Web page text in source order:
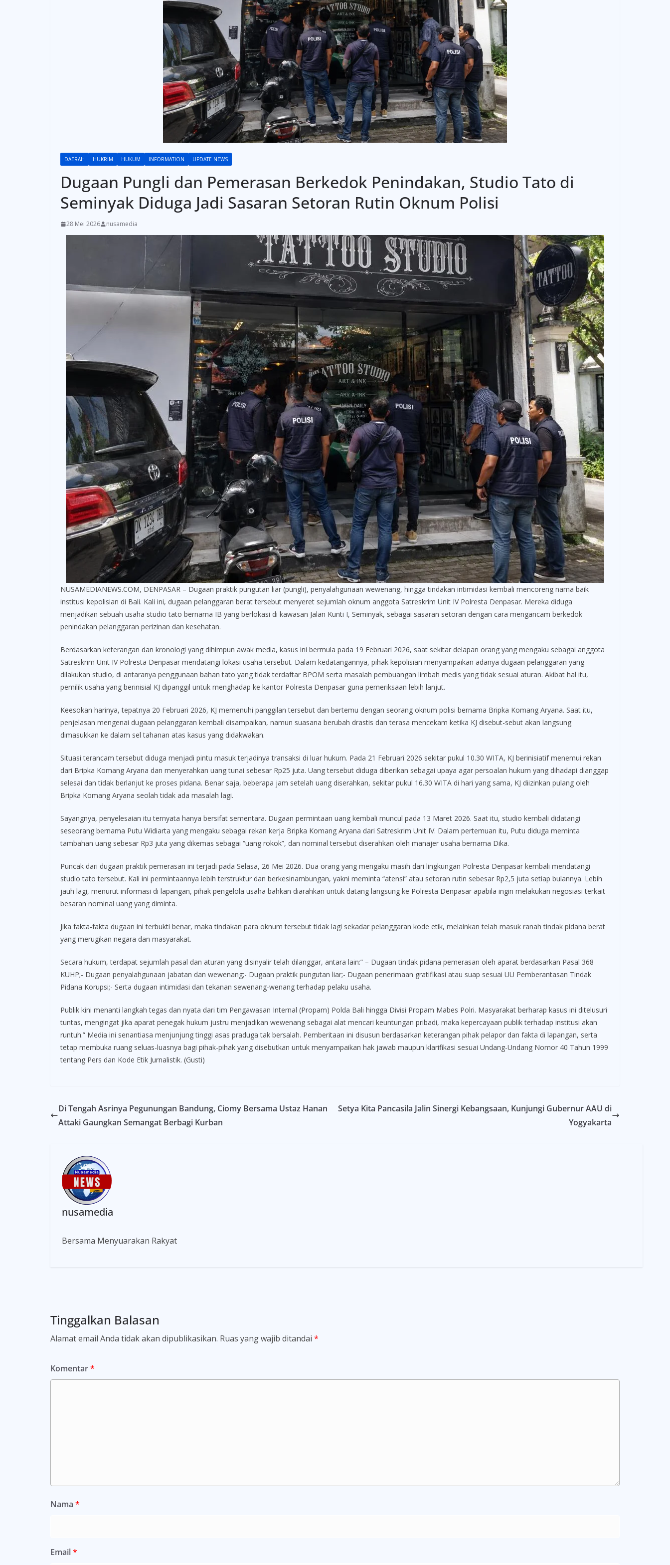
DAERAH HUKRIM HUKUM INFORMATION UPDATE NEWS
Dugaan Pungli dan Pemerasan Berkedok Penindakan, Studio Tato di
Seminyak Diduga Jadi Sasaran Setoran Rutin Oknum Polisi
28 Mei 2026 nusamedia
NUSAMEDIANEWS.COM, DENPASAR – Dugaan praktik pungutan liar (pungli), penyalahgunaan wewenang, hingga tindakan intimidasi kembali mencoreng nama baik
institusi kepolisian di Bali. Kali ini, dugaan pelanggaran berat tersebut menyeret sejumlah oknum anggota Satreskrim Unit IV Polresta Denpasar. Mereka diduga
menjadikan sebuah usaha studio tato bernama IB yang berlokasi di kawasan Jalan Kunti I, Seminyak, sebagai sasaran setoran dengan cara mengancam berkedok
penindakan pelanggaran perizinan dan kesehatan.
Berdasarkan keterangan dan kronologi yang dihimpun awak media, kasus ini bermula pada 19 Februari 2026, saat sekitar delapan orang yang mengaku sebagai anggota
Satreskrim Unit IV Polresta Denpasar mendatangi lokasi usaha tersebut. Dalam kedatangannya, pihak kepolisian menyampaikan adanya dugaan pelanggaran yang
dilakukan studio, di antaranya penggunaan bahan tato yang tidak terdaftar BPOM serta masalah pembuangan limbah medis yang tidak sesuai aturan. Akibat hal itu,
pemilik usaha yang berinisial KJ dipanggil untuk menghadap ke kantor Polresta Denpasar guna pemeriksaan lebih lanjut.
Keesokan harinya, tepatnya 20 Februari 2026, KJ memenuhi panggilan tersebut dan bertemu dengan seorang oknum polisi bernama Bripka Komang Aryana. Saat itu,
penjelasan mengenai dugaan pelanggaran kembali disampaikan, namun suasana berubah drastis dan terasa mencekam ketika KJ disebut-sebut akan langsung
dimasukkan ke dalam sel tahanan atas kasus yang didakwakan.
Situasi terancam tersebut diduga menjadi pintu masuk terjadinya transaksi di luar hukum. Pada 21 Februari 2026 sekitar pukul 10.30 WITA, KJ berinisiatif menemui rekan
dari Bripka Komang Aryana dan menyerahkan uang tunai sebesar Rp25 juta. Uang tersebut diduga diberikan sebagai upaya agar persoalan hukum yang dihadapi dianggap
selesai dan tidak berlanjut ke proses pidana. Benar saja, beberapa jam setelah uang diserahkan, sekitar pukul 16.30 WITA di hari yang sama, KJ diizinkan pulang oleh
Bripka Komang Aryana seolah tidak ada masalah lagi.
Sayangnya, penyelesaian itu ternyata hanya bersifat sementara. Dugaan permintaan uang kembali muncul pada 13 Maret 2026. Saat itu, studio kembali didatangi
seseorang bernama Putu Widiarta yang mengaku sebagai rekan kerja Bripka Komang Aryana dari Satreskrim Unit IV. Dalam pertemuan itu, Putu diduga meminta
tambahan uang sebesar Rp3 juta yang dikemas sebagai “uang rokok”, dan nominal tersebut diserahkan oleh manajer usaha bernama Dika.
Puncak dari dugaan praktik pemerasan ini terjadi pada Selasa, 26 Mei 2026. Dua orang yang mengaku masih dari lingkungan Polresta Denpasar kembali mendatangi
studio tato tersebut. Kali ini permintaannya lebih terstruktur dan berkesinambungan, yakni meminta “atensi” atau setoran rutin sebesar Rp2,5 juta setiap bulannya. Lebih
jauh lagi, menurut informasi di lapangan, pihak pengelola usaha bahkan diarahkan untuk datang langsung ke Polresta Denpasar apabila ingin melakukan negosiasi terkait
besaran nominal uang yang diminta.
Jika fakta-fakta dugaan ini terbukti benar, maka tindakan para oknum tersebut tidak lagi sekadar pelanggaran kode etik, melainkan telah masuk ranah tindak pidana berat
yang merugikan negara dan masyarakat.
Secara hukum, terdapat sejumlah pasal dan aturan yang disinyalir telah dilanggar, antara lain:” – Dugaan tindak pidana pemerasan oleh aparat berdasarkan Pasal 368
KUHP;- Dugaan penyalahgunaan jabatan dan wewenang;- Dugaan praktik pungutan liar;- Dugaan penerimaan gratifikasi atau suap sesuai UU Pemberantasan Tindak
Pidana Korupsi;- Serta dugaan intimidasi dan tekanan sewenang-wenang terhadap pelaku usaha.
Publik kini menanti langkah tegas dan nyata dari tim Pengawasan Internal (Propam) Polda Bali hingga Divisi Propam Mabes Polri. Masyarakat berharap kasus ini ditelusuri
tuntas, mengingat jika aparat penegak hukum justru menjadikan wewenang sebagai alat mencari keuntungan pribadi, maka kepercayaan publik terhadap institusi akan
runtuh.” Media ini senantiasa menjunjung tinggi asas praduga tak bersalah. Pemberitaan ini disusun berdasarkan keterangan pihak pelapor dan fakta di lapangan, serta
tetap membuka ruang seluas-luasnya bagi pihak-pihak yang disebutkan untuk menyampaikan hak jawab maupun klarifikasi sesuai Undang-Undang Nomor 40 Tahun 1999
tentang Pers dan Kode Etik Jurnalistik. (Gusti)
Di Tengah Asrinya Pegunungan Bandung, Ciomy Bersama Ustaz Hanan
Attaki Gaungkan Semangat Berbagi Kurban
Setya Kita Pancasila Jalin Sinergi Kebangsaan, Kunjungi Gubernur AAU di
Yogyakarta
nusamedia
Bersama Menyuarakan Rakyat
Tinggalkan Balasan
Alamat email Anda tidak akan dipublikasikan. Ruas yang wajib ditandai *
Komentar*
Nama *
Email*